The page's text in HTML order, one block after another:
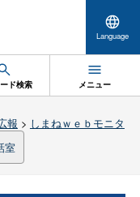
Language
ド検索 メニュー
報 > しまねｗｅｂモニタ
室